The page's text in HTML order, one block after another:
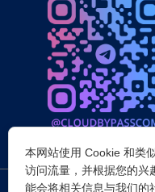
本网站使用 Cookie 和类
访问流量，并根据您的兴
能会将相关信息与我们的